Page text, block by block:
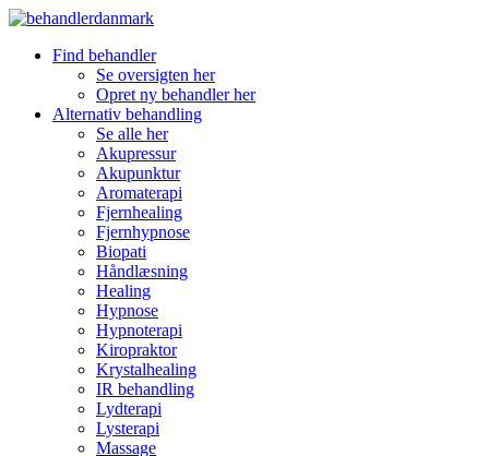
Find behandler
Se oversigten her
Opret ny behandler her
Alternativ behandling
Se alle her
Akupressur
Akupunktur
Aromaterapi
Fjernhealing
Fjernhypnose
Biopati
Håndlæsning
Healing
Hypnose
Hypnoterapi
Kiropraktor
Krystalhealing
IR behandling
Lydterapi
Lysterapi
Massage